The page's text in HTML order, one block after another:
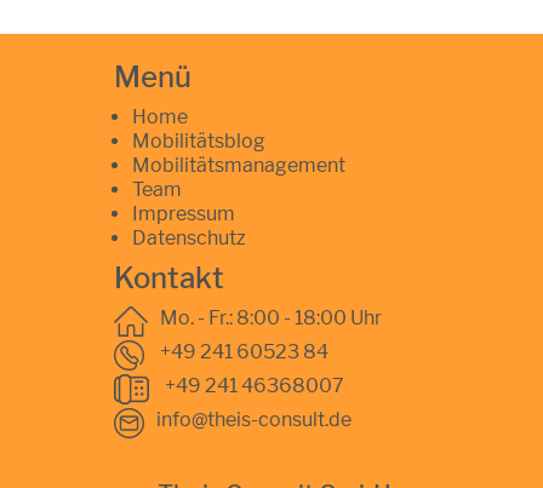
Menü
Home
Mobilitätsblog
Mobilitätsmanagement
Team
Impressum
Datenschutz
Kontakt
Mo. - Fr.: 8:00 - 18:00 Uhr
+49 241 60523 84
+49 241 46368007
info@theis-consult.de